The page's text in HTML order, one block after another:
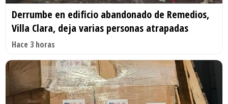
Derrumbe en edificio abandonado de Remedios,
Villa Clara, deja varias personas atrapadas
Hace 3 horas